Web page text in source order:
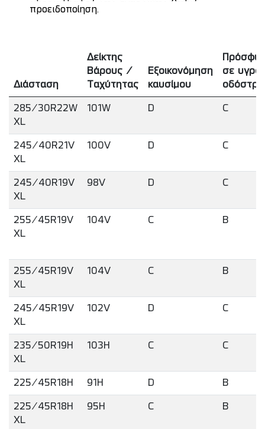
προειδοποίηση.
Διάσταση
Δείκτης
Βάρους /
Ταχύτητας
Εξοικονόμηση
καυσίμου
σε υγρό
285/30R22W
XL
101W D C
245/40R21V
XL
100V D C
245/40R19V
XL
98V D C
255/45R19V
XL
104V C B
255/45R19V
XL
104V C B
245/45R19V
XL
102V D C
235/50R19H
XL
103H C C
225/45R18H 91H D B
225/45R18H
XL
95H C B